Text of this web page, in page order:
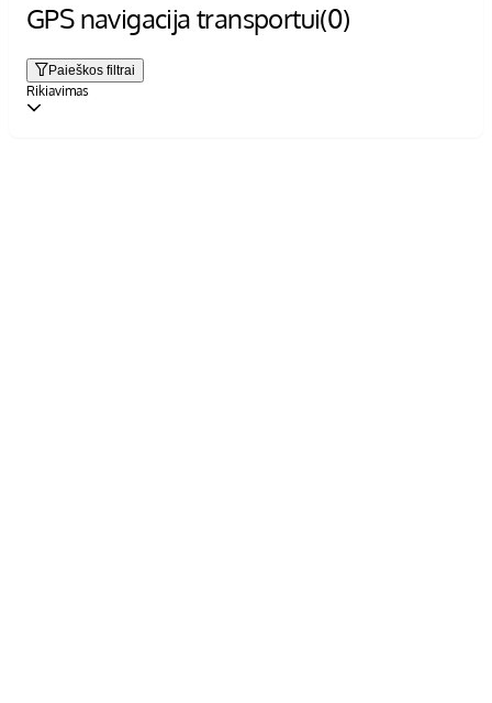
GPS navigacija transportui(0)
Paieškos filtrai
Rikiavimas